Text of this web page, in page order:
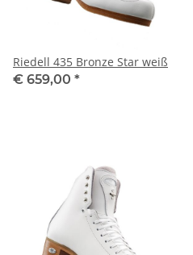
Riedell 435 Bronze Star weiß
€ 659,00 *